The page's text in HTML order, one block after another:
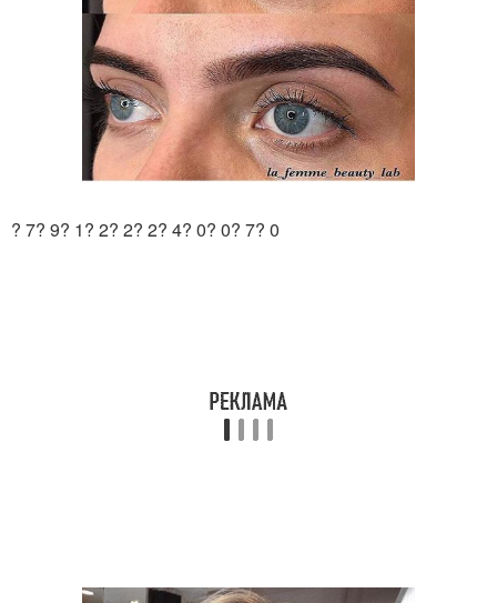
? 7? 9? 1? 2? 2? 2? 4? 0? 0? 7? 0